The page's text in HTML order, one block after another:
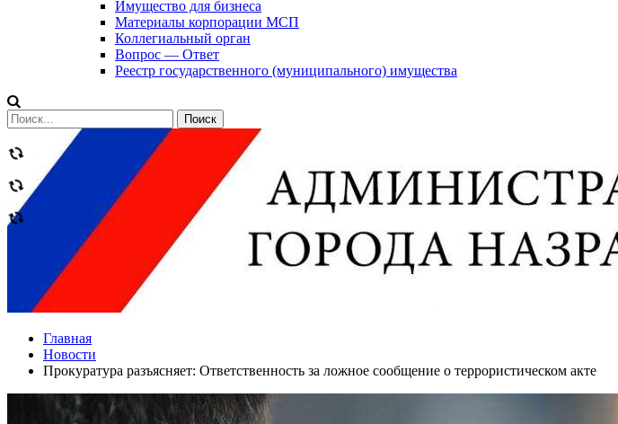
Имущество для бизнеса
Материалы корпорации МСП
Коллегиальный орган
Вопрос — Ответ
Реестр государственного (муниципального) имущества
Сообщений
категории
Теги
Главная
Новости
Прокуратура разъясняет: Ответственность за ложное сообщение о террористическом акте